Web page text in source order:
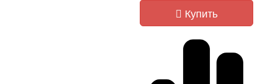
Купить